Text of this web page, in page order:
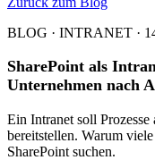
BLOG · INTRANET ·
SharePoint als
Unternehmen nach
Ein Intranet soll
bereitstellen. Warum
SharePoint suchen.